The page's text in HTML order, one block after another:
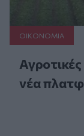
ΟΙΚΟΝΟΜΙΑ
Αγροτικές
νέα